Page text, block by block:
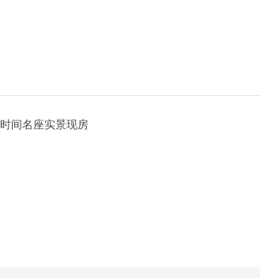
时间名座实景现房